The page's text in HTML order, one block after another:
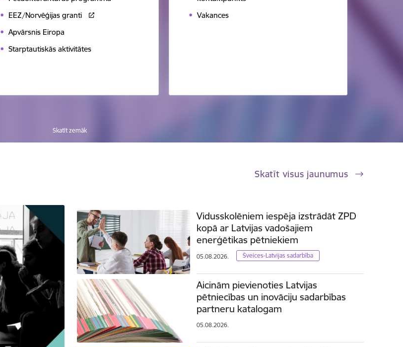
EEZ/Norvēģijas granti
Apvārsnis Eiropa
Starptautiskās aktivitātes
Vakances
Skatīt zemāk
Skatīt visus jaunumus
Vidusskolēniem iespēja izstrādāt ZPD
kopā ar Latvijas vadošajiem
enerģētikas pētniekiem
05.08.2026. Šveices-Latvijas sadarbība
Aicinām pievienoties Latvijas
pētniecības un inovāciju sadarbības
partneru katalogam
05.08.2026.